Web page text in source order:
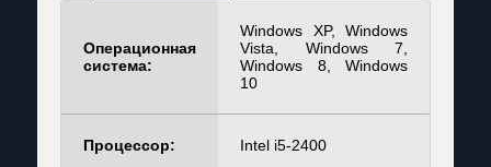
Операционная
система:
Windows XP, Windows
Vista, Windows 7,
Windows 8, Windows
10
Процессор: Intel i5-2400